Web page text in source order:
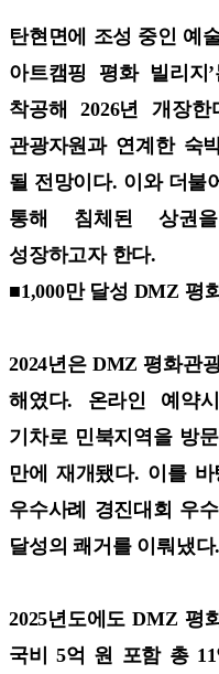
탄현면에 조성 중인 예
아트캠핑 평화 빌리지
착공해 2026년 개장
관광자원과 연계한 숙
될 전망이다. 이와 더불
통해 침체된 상권
성장하고자 한다.
■1,000만 달성 DMZ 평
2024년은 DMZ 평화관
해였다. 온라인 예약
기차로 민북지역을 방
만에 재개됐다. 이를
우수사례 경진대회 우
달성의 쾌거를 이뤄냈다.
2025년도에도 DMZ 평
국비 5억 원 포함 총